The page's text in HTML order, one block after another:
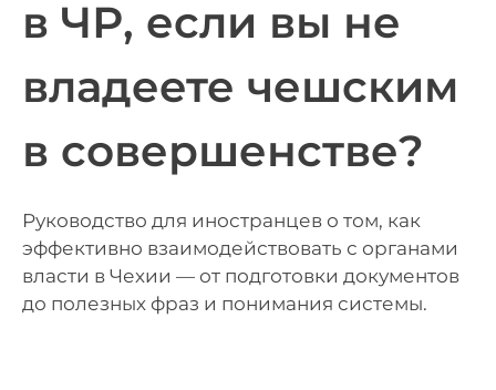
в ЧР, если вы не
владеете чешским
в совершенстве?
Руководство для иностранцев о том, как
эффективно взаимодействовать с органами
власти в Чехии — от подготовки документов
до полезных фраз и понимания системы.